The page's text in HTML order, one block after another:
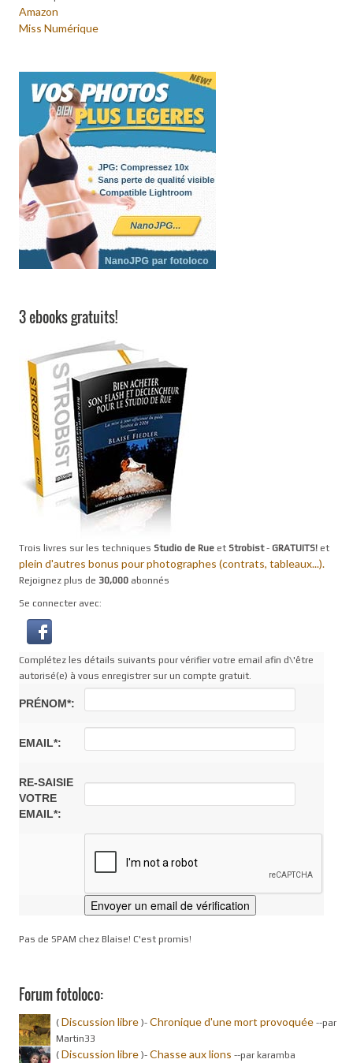
Amazon
Miss Numérique
3 ebooks gratuits!
Trois livres sur les techniques Studio de Rue et Strobist- GRATUITS! et
plein d'autres bonus pour photographes (contrats, tableaux...).
Rejoignez plus de 30,000 abonnés
Se connecter avec:
Complétez les détails suivants pour vérifier votre email afin d\'être
autorisé(e) à vous enregistrer sur un compte gratuit.
PRÉNOM*:
EMAIL*:
RE-SAISIE
VOTRE
EMAIL*:
Pas de SPAM chez Blaise! C'est promis!
Forum fotoloco:
( Discussion libre )- Chronique d'une mort provoquée --par
Martin33
( Discussion libre )- Chasse aux lions --par karamba